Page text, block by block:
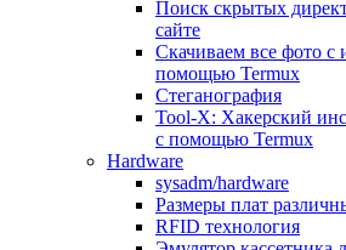
Поиск скрытых
сайте
Скачиваем все фото с
помощью Termux
Стеганография
Tool-X: Хакерский
с помощью Termux
Hardware
sysadm/hardware
Размеры плат
RFID технология